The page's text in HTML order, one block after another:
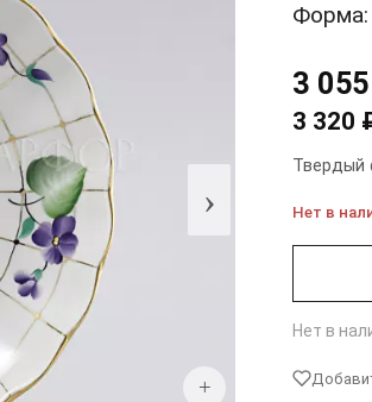
›
+
3
3 320
Твердый
Нет в
Нет в